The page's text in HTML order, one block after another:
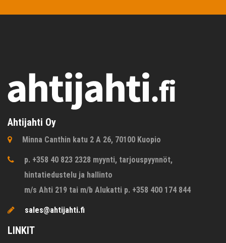
Ahtijahti Oy
Minna Canthin katu 2 A 26, 70100 Kuopio
p. +358 40 823 2328 myynti, tarjouspyynnöt,
hintatiedustelu ja hallinto
m/s Ahti 219 tai m/b Alukatti p. +358 400 174 844
sales@ahtijahti.fi
LINKIT